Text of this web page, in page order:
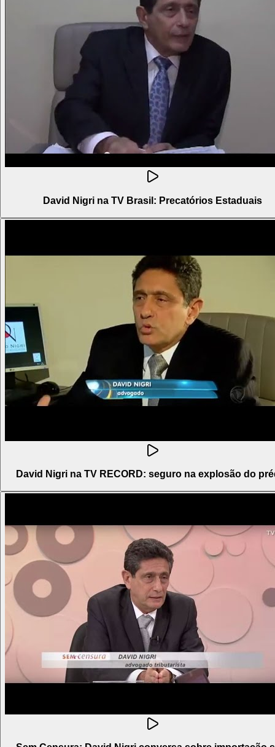
David Nigri na TV Brasil: Precatórios Estaduais
David Nigri na TV RECORD: seguro na explosão do